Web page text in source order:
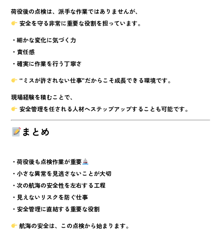
荷役後の点検は、派手な作業ではありませんが、
安全を守る非常に重要な役割を担っています。
・細かな変化に気づく力
・責任感
・確実に作業を行う丁寧さ
“ミスが許されない仕事”だからこそ成長できる環境です。
現場経験を積むことで、
安全管理を任される人材へステップアップすることも可能です。
まとめ
・荷役後も点検作業が重要
・小さな異常を見逃さないことが大切
・次の航海の安全性を左右する工程
・見えないリスクを防ぐ仕事
・安全管理に直結する重要な役割
航海の安全は、この点検から始まります。